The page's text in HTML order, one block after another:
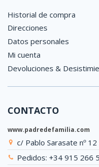
Historial de compra
Direcciones
Datos personales
Mi cuenta
Devoluciones &
CONTACTO
www.padredefamilia.com
c/ Pablo Sarasate nº
Pedidos: +34 915 266